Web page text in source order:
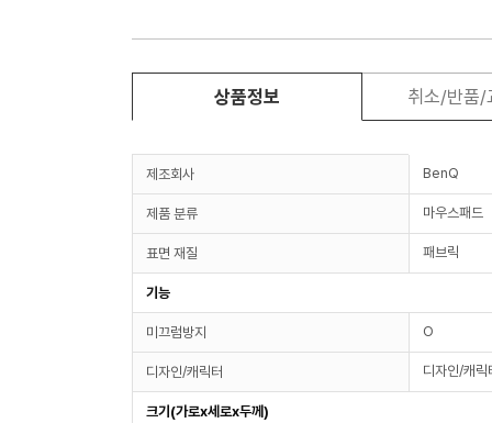
상품정보 취소/반품/
제조회사 BenQ
제품 분류 마우스패드
표면 재질 패브릭
기능
미끄럼방지 O
디자인/캐릭터 디자인/캐릭
크기(가로x세로x두께)